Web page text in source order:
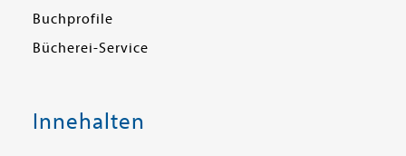
Buchprofile
Bücherei-Service
Innehalten